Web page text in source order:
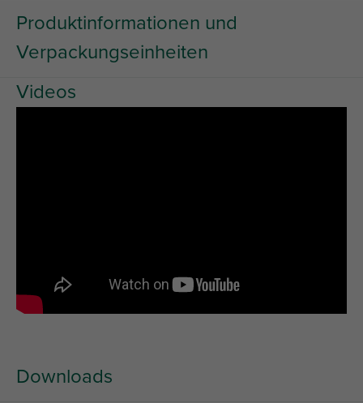
Produktinformationen und
Verpackungseinheiten
Videos
Downloads